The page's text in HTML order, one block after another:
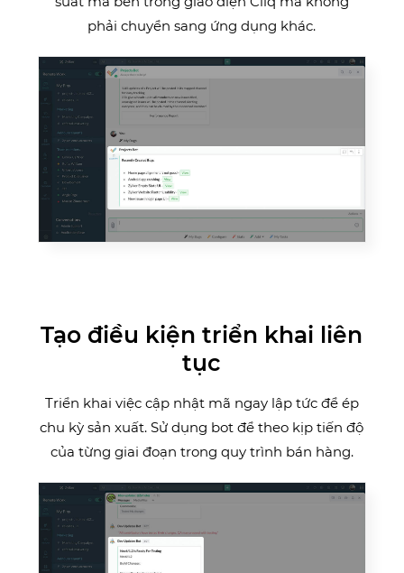
phải chuyển sang ứng dụng khác.
Tạo điều kiện triển khai liên
tục
Triển khai việc cập nhật mã ngay lập tức để ép
chu kỳ sản xuất. Sử dụng bot để theo kịp tiến độ
của từng giai đoạn trong quy trình bán hàng.